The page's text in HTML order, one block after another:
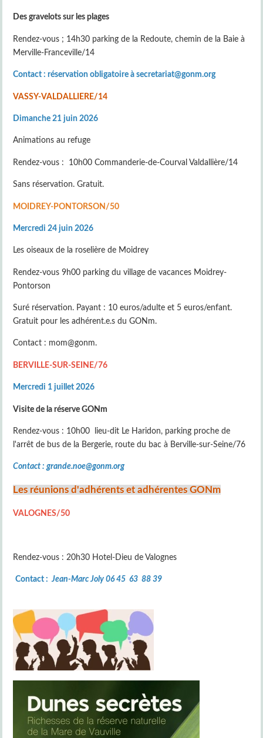
Des gravelots sur les plages
Rendez-vous ; 14h30 parking de la Redoute, chemin de la Baie à
Merville-Franceville/14
Contact : réservation obligatoire à secretariat@gonm.org
VASSY-VALDALLIERE/14
Dimanche 21 juin 2026
Animations au refuge
Rendez-vous : 10h00 Commanderie-de-Courval Valdallière/14
Sans réservation. Gratuit.
MOIDREY-PONTORSON/50
Mercredi 24 juin 2026
Les oiseaux de la roselière de Moidrey
Rendez-vous 9h00 parking du village de vacances Moidrey-
Pontorson
Suré réservation. Payant : 10 euros/adulte et 5 euros/enfant.
Gratuit pour les adhérent.e.s du GONm.
Contact : mom@gonm.
BERVILLE-SUR-SEINE/76
Mercredi 1 juillet 2026
Visite de la réserve GONm
Rendez-vous : 10h00 lieu-dit Le Haridon, parking proche de
l'arrêt de bus de la Bergerie, route du bac à Berville-sur-Seine/76
Contact : grande.noe@gonm.org
Les réunions d'adhérents et adhérentes GONm
VALOGNES/50
Rendez-vous : 20h30 Hotel-Dieu de Valognes
Contact :Jean-Marc Joly 06 45 63 88 39